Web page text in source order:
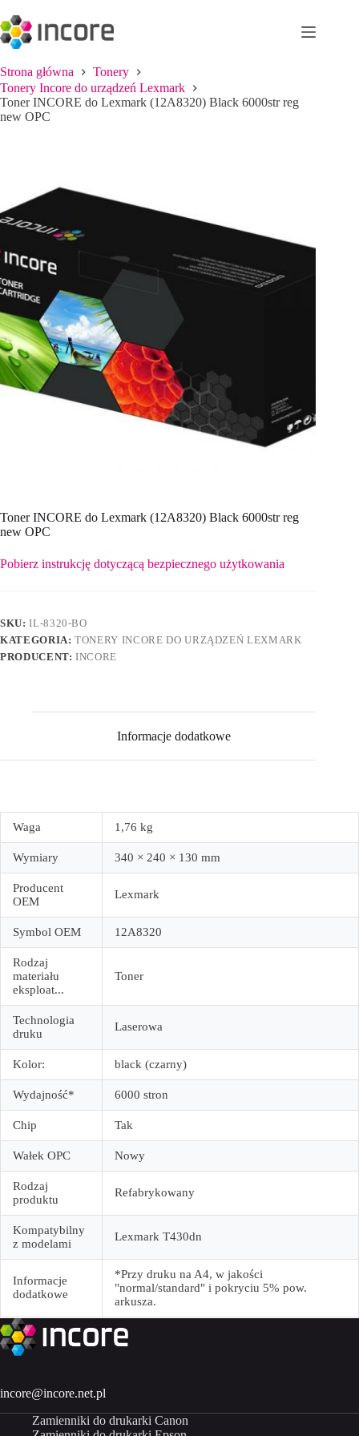
do
treści
Strona główna
Tonery
Tonery Incore do urządzeń Lexmark
Toner INCORE do Lexmark (12A8320) Black 6000str reg
new OPC
Toner INCORE do Lexmark (12A8320) Black 6000str reg
new OPC
Pobierz instrukcję dotyczącą bezpiecznego użytkowania
SKU:IL-8320-BO
KATEGORIA:TONERY INCORE DO URZĄDZEŃ LEXMARK
PRODUCENT:INCORE
Informacje dodatkowe
Waga 1,76 kg
Wymiary 340 × 240 × 130 mm
Producent
OEM
Lexmark
Symbol OEM 12A8320
Rodzaj
materiału
eksploat...
Toner
Technologia
druku
Laserowa
Kolor: black (czarny)
Wydajność* 6000 stron
Chip Tak
Wałek OPC Nowy
Rodzaj
produktu
Refabrykowany
Kompatybilny
z modelami
Lexmark T430dn
Informacje
dodatkowe
*Przy druku na A4, w jakości
"normal/standard" i pokryciu 5% pow.
arkusza.
incore@incore.net.pl
Zamienniki do drukarki Canon